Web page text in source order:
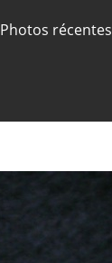
Photos récentes